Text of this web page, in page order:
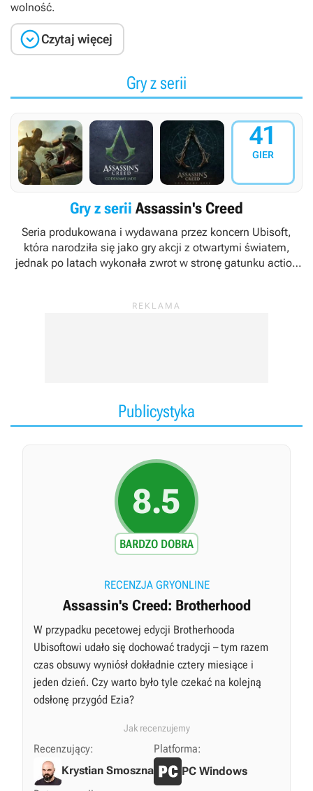
wolność.
Czytaj więcej
Gry z serii
41
GIER
Gry z serii Assassin's Creed
Seria produkowana i wydawana przez koncern Ubisoft,
która narodziła się jako gry akcji z otwartymi światem,
jednak po latach wykonała zwrot w stronę gatunku action
Raymond oraz Corey May.
Publicystyka
8.5
BARDZO DOBRA
RECENZJA GRYONLINE
Assassin's Creed: Brotherhood
W przypadku pecetowej edycji Brotherhooda
Ubisoftowi udało się dochować tradycji – tym razem
czas obsuwy wyniósł dokładnie cztery miesiące i
jeden dzień. Czy warto było tyle czekać na kolejną
odsłonę przygód Ezia?
Jak recenzujemy
Recenzujący:
Krystian Smoszna
Platforma:
PC Windows